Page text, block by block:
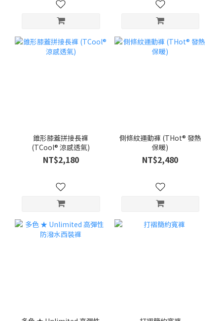
錐形膝蓋拼接長褲
(TCool® 涼感透氣)
NT$2,180
側條紋運動褲 (THot® 發熱
保暖)
NT$2,480